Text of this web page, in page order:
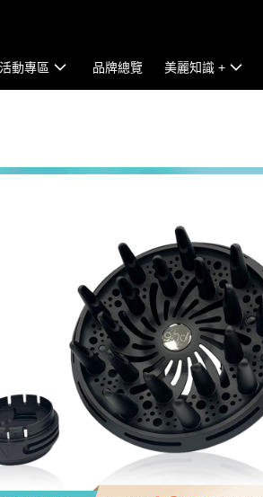
動專區 品牌總覽 美麗知識 +